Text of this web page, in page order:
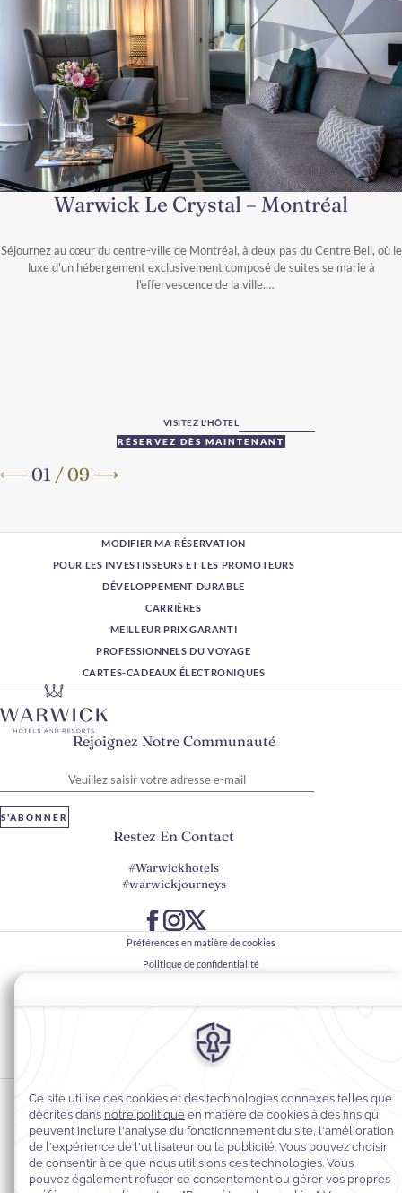
Warwick Le Crystal – Montréal
Séjournez au cœur du centre-ville de Montréal, à deux pas du Centre Bell, où le
luxe d'un hébergement exclusivement composé de suites se marie à
l'effervescence de la ville.
VISITEZ L'HÔTEL
RÉSERVEZ DÈS MAINTENANT
01 /09
MODIFIER MA RÉSERVATION
POUR LES INVESTISSEURS ET LES PROMOTEURS
DÉVELOPPEMENT DURABLE
CARRIÈRES
MEILLEUR PRIX GARANTI
PROFESSIONNELS DU VOYAGE
CARTES-CADEAUX ÉLECTRONIQUES
Rejoignez Notre Communauté
S'ABONNER
Restez En Contact
#Warwickhotels
#warwickjourneys
Préférences en matière de cookies
Politique de confidentialité
Accessibilité du Web
Contact
Conditions générales
Warwick Hotels & Resorts, Tous droits réservés